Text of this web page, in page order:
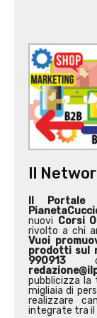
Il
Il Portale
nuovi Corsi
rivolto a chi
Vuoi
prodotti sul
990913 o
pubblicizza
migliaia di
realizzare
integrate tra il